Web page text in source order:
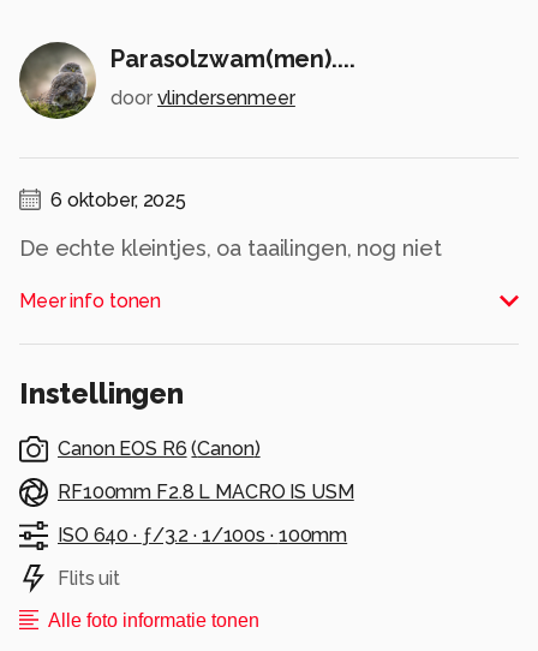
Parasolzwam(men)....
door vlindersenmeer
6 oktober, 2025
De echte kleintjes, oa taailingen, nog niet
gebrek in het bos. Deze week nog maar eens
op pad gaan.
Bedankt voor de reacties en likes bij vorige
Gr Frans
Alle rechten voorbehouden
Meer info tonen
Instellingen
Canon EOS R6 (Canon)
RF100mm F2.8 L MACRO IS USM
ISO 640 · ƒ/3.2 · 1/100s · 100mm
Flits uit
Alle foto informatie tonen